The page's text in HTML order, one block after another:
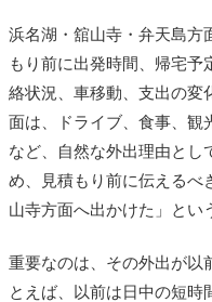
浜名湖・舘山寺・弁天島方
もり前に出発時間、帰宅
絡状況、車移動、支出の変
面は、ドライブ、食事、観
など、自然な外出理由とし
め、見積もり前に伝えるべ
山寺方面へ出かけた」とい
重要なのは、その外出が以
とえば、以前は日中の短時